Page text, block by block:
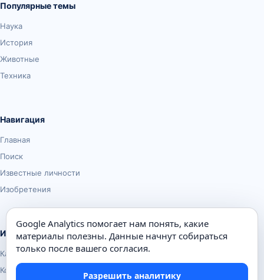
Популярные темы
Наука
История
Животные
Техника
Навигация
Главная
Поиск
Известные личности
Изобретения
Информация
Карта сайта
Контакты
Google Analytics помогает нам понять, какие
материалы полезны. Данные начнут собираться
только после вашего согласия.
Разрешить аналитику